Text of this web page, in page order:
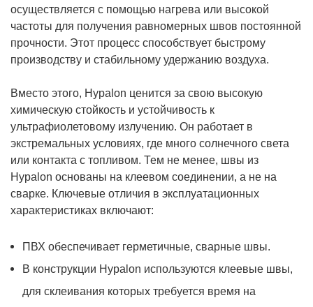
осуществляется с помощью нагрева или высокой
частоты для получения равномерных швов постоянной
прочности. Этот процесс способствует быстрому
производству и стабильному удержанию воздуха.
Вместо этого, Hypalon ценится за свою высокую
химическую стойкость и устойчивость к
ультрафиолетовому излучению. Он работает в
экстремальных условиях, где много солнечного света
или контакта с топливом. Тем не менее, швы из
Hypalon основаны на клеевом соединении, а не на
сварке. Ключевые отличия в эксплуатационных
характеристиках включают:
ПВХ обеспечивает герметичные, сварные швы.
В конструкции Hypalon используются клеевые швы,
для склеивания которых требуется время на